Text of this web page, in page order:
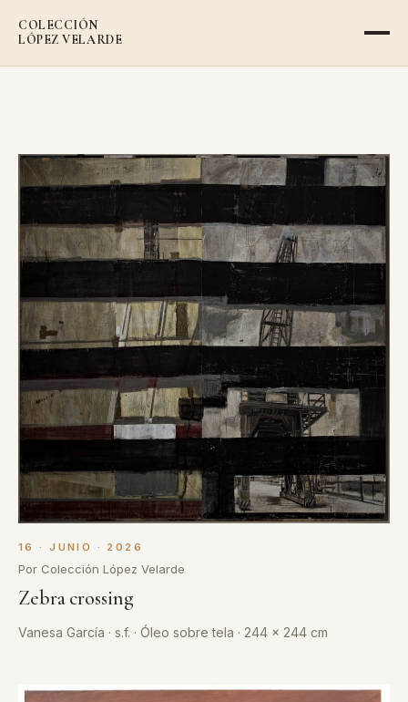
COLECCIÓN
LÓPEZ VELARDE
16 · JUNIO · 2026
Por Colección López Velarde
Zebra crossing
Vanesa García · s.f. · Óleo sobre tela · 244 x 244 cm